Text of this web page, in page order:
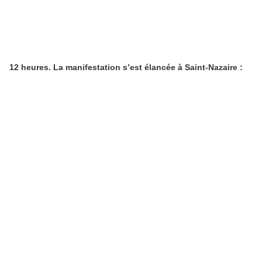
12 heures. La manifestation s’est élancée à Saint-Nazaire :